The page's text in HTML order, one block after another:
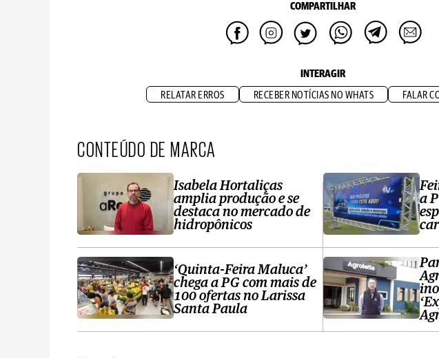
COMPARTILHAR
INTERAGIR
RELATAR ERROS RECEBER NOTÍCIAS NO WHATS FALAR
CONTEÚDO DE MARCA
Isabela Hortaliças
amplia produção e se
destaca no mercado de
hidropônicos
‘Quinta-Feira Maluca’
chega a PG com mais de
100 ofertas no Larissa
Santa Paula
a